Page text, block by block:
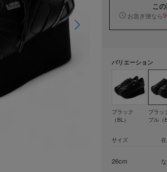
こ
お急ぎ便なら
バリエーション
ブラック
（BL）
ブラッ
プル（
サイズ
26cm